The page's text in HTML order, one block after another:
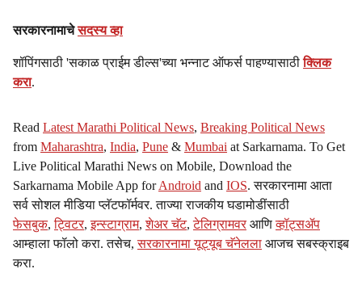
सरकारनामाचेसदस्य व्हा
शॉपिंगसाठी 'सकाळ प्राईम डील्स'च्या भन्नाट ऑफर्स पाहण्यासाठीक्लिक
करा.
Read Latest Marathi Political News, Breaking Political News
from Maharashtra, India, Pune & Mumbai at Sarkarnama. To Get
Live Political Marathi News on Mobile, Download the
Sarkarnama Mobile App forAndroid and IOS. सरकारनामा आता
सर्व सोशल मीडिया प्लॅटफॉर्मवर. ताज्या राजकीय घडामोडींसाठी
फेसबुक,ट्विटर,इन्स्टाग्राम,शेअर चॅट,टेलिग्रामवर आणिव्हॉट्सॲप
आम्हाला फॉलो करा. तसेच,सरकारनामा यूट्यूब चॅनेलला आजच सबस्क्राइब
करा.